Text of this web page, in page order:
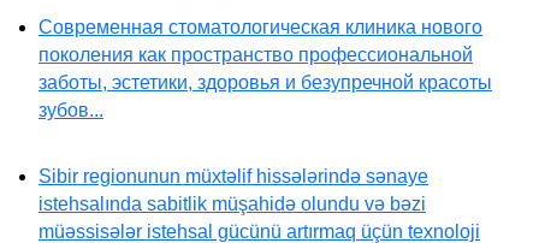
Современная стоматологическая клиника нового
поколения как пространство профессиональной
заботы, эстетики, здоровья и безупречной красоты
зубов...
Sibir regionunun müxtəlif hissələrində sənaye
istehsalında sabitlik müşahidə olundu və bəzi
müəssisələr istehsal gücünü artırmaq üçün texnoloji